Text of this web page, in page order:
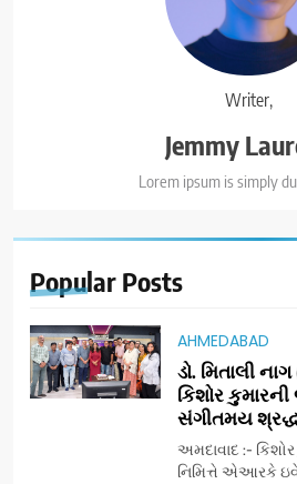
Writer,
Jemmy
Lorem ipsum is simply
Popular Posts
AHMEDABAD
ડો. મિતાલી
કિશોર
સંગીતમય
અમદાવાદ :-
નિમિત્તે એઆરકે